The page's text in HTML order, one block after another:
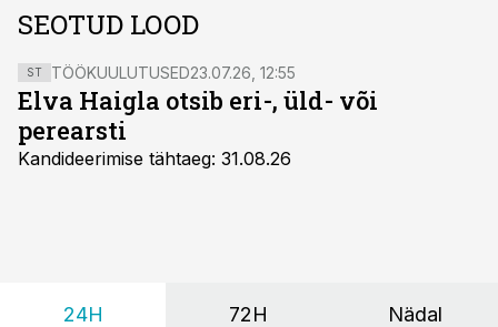
SEOTUD LOOD
ST TÖÖKUULUTUSED23.07.26, 12:55
Elva Haigla otsib eri-, üld- või
perearsti
Kandideerimise tähtaeg: 31.08.26
24H 72H Nädal